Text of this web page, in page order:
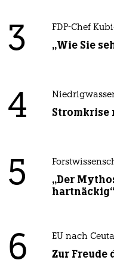
3 FDP-Chef
„Wie Sie
4 Stromkrise
5
„Der
hartnäckig“
6 EU nach Ceuta
Zur Freude